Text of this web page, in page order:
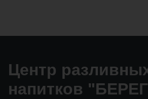
Центр
напитков